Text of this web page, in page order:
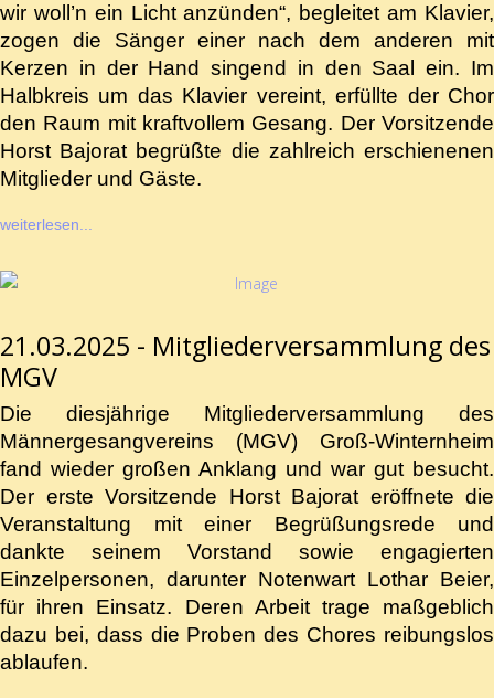
wir woll’n ein Licht anzünden“, begleitet am Klavier,
zogen die Sänger einer nach dem anderen mit
Kerzen in der Hand singend in den Saal ein. Im
Halbkreis um das Klavier vereint, erfüllte der Chor
den Raum mit kraftvollem Gesang. Der Vorsitzende
Horst Bajorat begrüßte die zahlreich erschienenen
Mitglieder und Gäste.
weiterlesen...
21.03.2025 - Mitgliederversammlung des
MGV
Die diesjährige Mitgliederversammlung des
Männergesangvereins (MGV) Groß-Winternheim
fand wieder großen Anklang und war gut besucht.
Der erste Vorsitzende Horst Bajorat eröffnete die
Veranstaltung mit einer Begrüßungsrede und
dankte seinem Vorstand sowie engagierten
Einzelpersonen, darunter Notenwart Lothar Beier,
für ihren Einsatz. Deren Arbeit trage maßgeblich
dazu bei, dass die Proben des Chores reibungslos
ablaufen.